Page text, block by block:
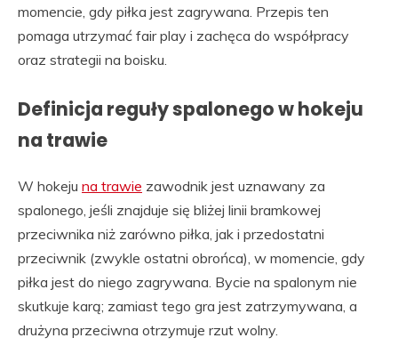
momencie, gdy piłka jest zagrywana. Przepis ten
pomaga utrzymać fair play i zachęca do współpracy
oraz strategii na boisku.
Definicja reguły spalonego w hokeju
na trawie
W hokeju na trawie zawodnik jest uznawany za
spalonego, jeśli znajduje się bliżej linii bramkowej
przeciwnika niż zarówno piłka, jak i przedostatni
przeciwnik (zwykle ostatni obrońca), w momencie, gdy
piłka jest do niego zagrywana. Bycie na spalonym nie
skutkuje karą; zamiast tego gra jest zatrzymywana, a
drużyna przeciwna otrzymuje rzut wolny.